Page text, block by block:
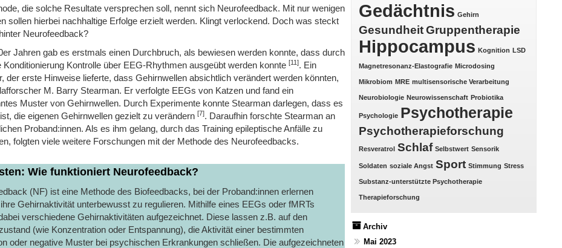
die solche Resultate versprechen soll, nennt sich Neurofeedback. Mit nur wenigen
sollen hierbei nachhaltige Erfolge erzielt werden. Klingt verlockend. Doch was steckt
Neurofeedback?
Jahren gab es erstmals einen Durchbruch, als bewiesen werden konnte, dass durch
Konditionierung Kontrolle über EEG-Rhythmen ausgeübt werden konnte [11]. Ein
der erste Hinweise lieferte, dass Gehirnwellen absichtlich verändert werden könnten,
M. Barry Stearman. Er verfolgte EEGs von Katzen und fand ein
Muster von Gehirnwellen. Durch Experimente konnte Stearman darlegen, dass es
die eigenen Gehirnwellen gezielt zu verändern [7]. Daraufhin forschte Stearman an
Proband:innen. Als es ihm gelang, durch das Training epileptische Anfälle zu
folgten viele weitere Forschungen mit der Methode des Neurofeedbacks.
Wie funktioniert Neurofeedback?
(NF) ist eine Methode des Biofeedbacks, bei der Proband:innen erlernen
Gehirnaktivität unterbewusst zu regulieren. Mithilfe eines EEGs oder fMRTs
verschiedene Gehirnaktivitäten aufgezeichnet. Diese lassen z.B. auf den
(wie Konzentration oder Entspannung), die Aktivität einer bestimmten
oder negative Muster bei psychischen Erkrankungen schließen. Die aufgezeichneten
Gedächtnis Gehirn
Gesundheit Gruppentherapie
Hippocampus Kognition LSD
Magnetresonanz-Elastografie Microdosing
Mikrobiom MRE multisensorische Verarbeitung
Neurobiologie Neurowissenschaft Probiotika
Psychologie Psychotherapie
Psychotherapieforschung
Resveratrol Schlaf Selbstwert Sensorik
Soldaten soziale Angst Sport Stimmung Stress
Substanz-unterstützte Psychotherapie
Therapieforschung
Archiv
Mai 2023